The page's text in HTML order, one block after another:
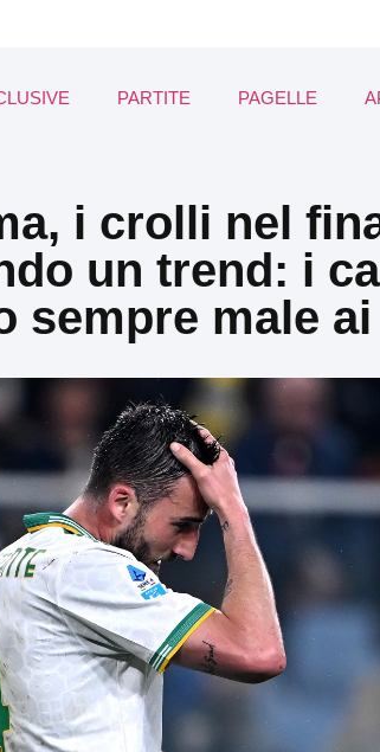
PARTITE PAGELLE
i crolli nel
un trend: i
sempre male